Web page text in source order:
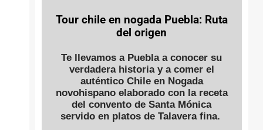
Tour chile en nogada Puebla: Ruta
del origen
Te llevamos a Puebla a conocer su
verdadera historia y a comer el
auténtico Chile en Nogada
novohispano elaborado con la receta
del convento de Santa Mónica
servido en platos de Talavera fina.